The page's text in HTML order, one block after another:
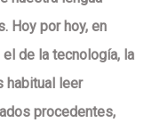
Hoy por hoy, en
de la tecnología, la
habitual leer
procedentes,